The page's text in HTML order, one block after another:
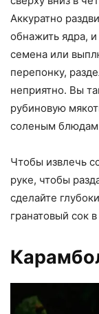
Аккуратно
обнажить ядра,
семена или
перепонку,
неприятно. Вы
рубиновую
соленым
Чтобы извлечь
руке, чтобы
сделайте
гранатовый сок